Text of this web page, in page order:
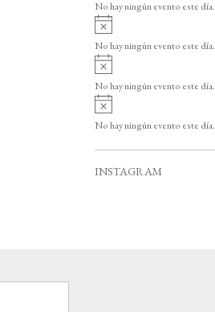
o
i
o
No hay ningún evento este día.
v
i
o
No hay ningún evento este día.
A
v
i
o
No hay ningún evento este día.
A
v
i
No hay ningún evento este día.
INSTAGRAM